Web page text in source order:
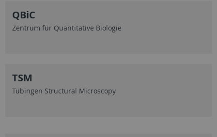
QBiC
Zentrum für Quantitative Biologie
TSM
Tübingen Structural Microscopy